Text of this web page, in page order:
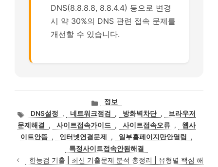
DNS(8.8.8.8, 8.8.4.4) 등으로 변경
시 약 30%의 DNS 관련 접속 문제를
개선할 수 있습니다.
카
테
고
리
정보
태
그
DNS설정 , 네트워크점검 , 방화벽차단 ,
브라우저
문제해결
, 사이트접속가이드 , 사이트접속오류 ,
웹사
이트안뜸 , 인터넷연결문제 , 일부홈페이지만안열림
,
특정사이트접속안됨해결
한능검 기출 | 최신 기출문제 분석 총정리 | 유형별 핵심 해